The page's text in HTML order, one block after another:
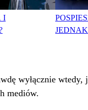
I
wyłącznie
mediów.